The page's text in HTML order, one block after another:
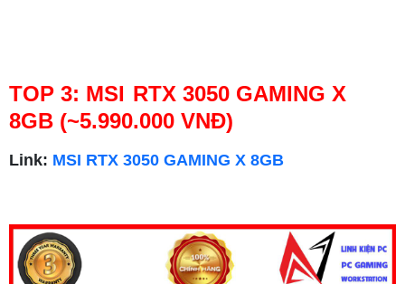
TOP 3: MSI RTX 3050 GAMING X
8GB (~5.990.000 VNĐ)
Link: MSI RTX 3050 GAMING X 8GB